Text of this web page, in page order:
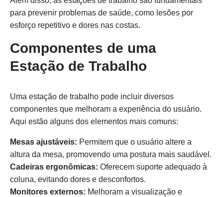
para prevenir problemas de saúde, como lesões por
esforço repetitivo e dores nas costas.
Componentes de uma
Estação de Trabalho
Uma estação de trabalho pode incluir diversos
componentes que melhoram a experiência do usuário.
Aqui estão alguns dos elementos mais comuns:
Mesas ajustáveis: Permitem que o usuário altere a
altura da mesa, promovendo uma postura mais saudável.
Cadeiras ergonômicas: Oferecem suporte adequado à
coluna, evitando dores e desconfortos.
Monitores externos: Melhoram a visualização e